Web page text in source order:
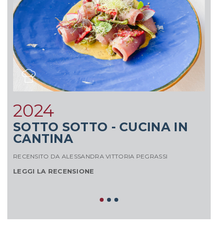
2024
SOTTO SOTTO - CUCINA IN
CANTINA
RECENSITO DA ALESSANDRA VITTORIA PEGRASSI
LEGGI LA RECENSIONE